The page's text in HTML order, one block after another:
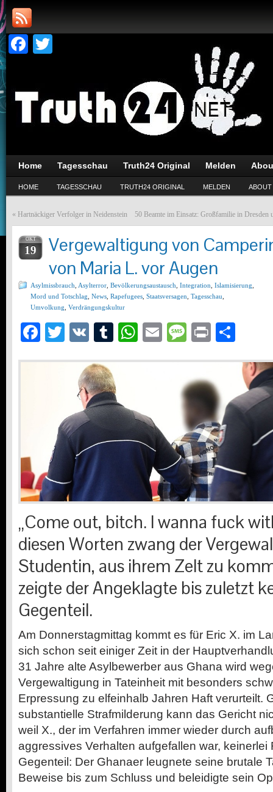
Facebook
Home Tagesschau Truth24 Original Melden
HOME TAGESSCHAU TRUTH24 ORIGINAL MELDEN ABOUT
« Hartnäckiger Verfolger in Neidenstein 50 Beamte im Einsatz: Großfamilie in Dresden
OKT
19
Vergewaltigung von
von Maria L. vor Augen
Asylmissbrauch Asylterror Bevölkerungsaustausch Integration Islamisierung
Mord und Totschlag News Rapefugees Staatsversagen Tagesschau
Umvolkung Verdrängungskultur
Facebook
Twitter
VK Tumblr
WhatsApp
EmailMessage
Print
„Come out, bitch. I wanna fuck
diesen Worten zwang der
Studentin, aus ihrem Zelt zu
zeigte der Angeklagte bis zuletzt
Gegenteil.
Am Donnerstagmittag kommt es für Eric X. im
sich schon seit einiger Zeit in der
31 Jahre alte Asylbewerber aus Ghana wird
Vergewaltigung in Tateinheit mit besonders
Erpressung zu elfeinhalb Jahren Haft verurteilt.
substantielle Strafmilderung kann das Gericht
weil X., der im Verfahren immer wieder durch
aggressives Verhalten aufgefallen war, keinerlei
Gegenteil: Der Ghanaer leugnete seine brutale
Beweise bis zum Schluss und beleidigte sein